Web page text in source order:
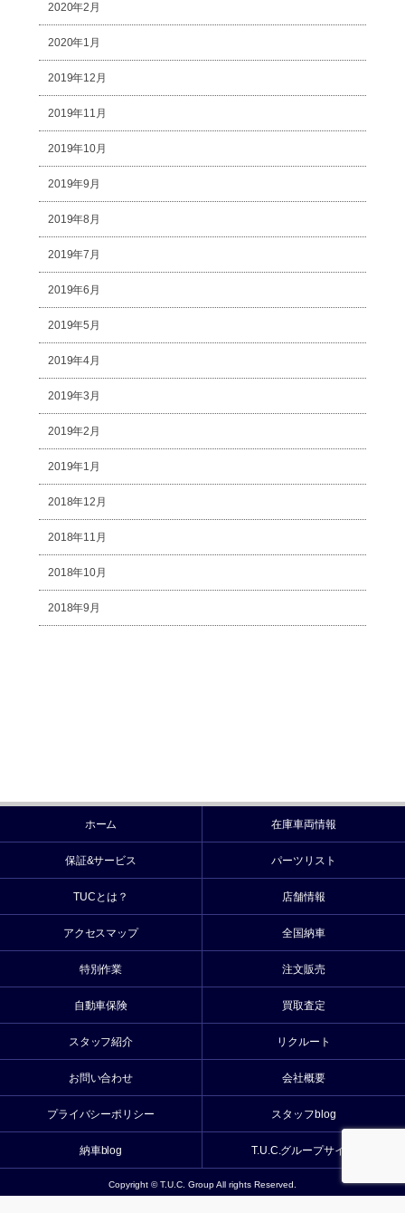
2020年2月
2020年1月
2019年12月
2019年11月
2019年10月
2019年9月
2019年8月
2019年7月
2019年6月
2019年5月
2019年4月
2019年3月
2019年2月
2019年1月
2018年12月
2018年11月
2018年10月
2018年9月
ホーム 在庫車両情報
保証&サービス パーツリスト
TUCとは？ 店舗情報
アクセスマップ 全国納車
特別作業 注文販売
自動車保険 買取査定
スタッフ紹介 リクルート
お問い合わせ 会社概要
プライバシーポリシー スタッフblog
納車blog T.U.C.グループサイト
Copyright © T.U.C. Group All rights Reserved.